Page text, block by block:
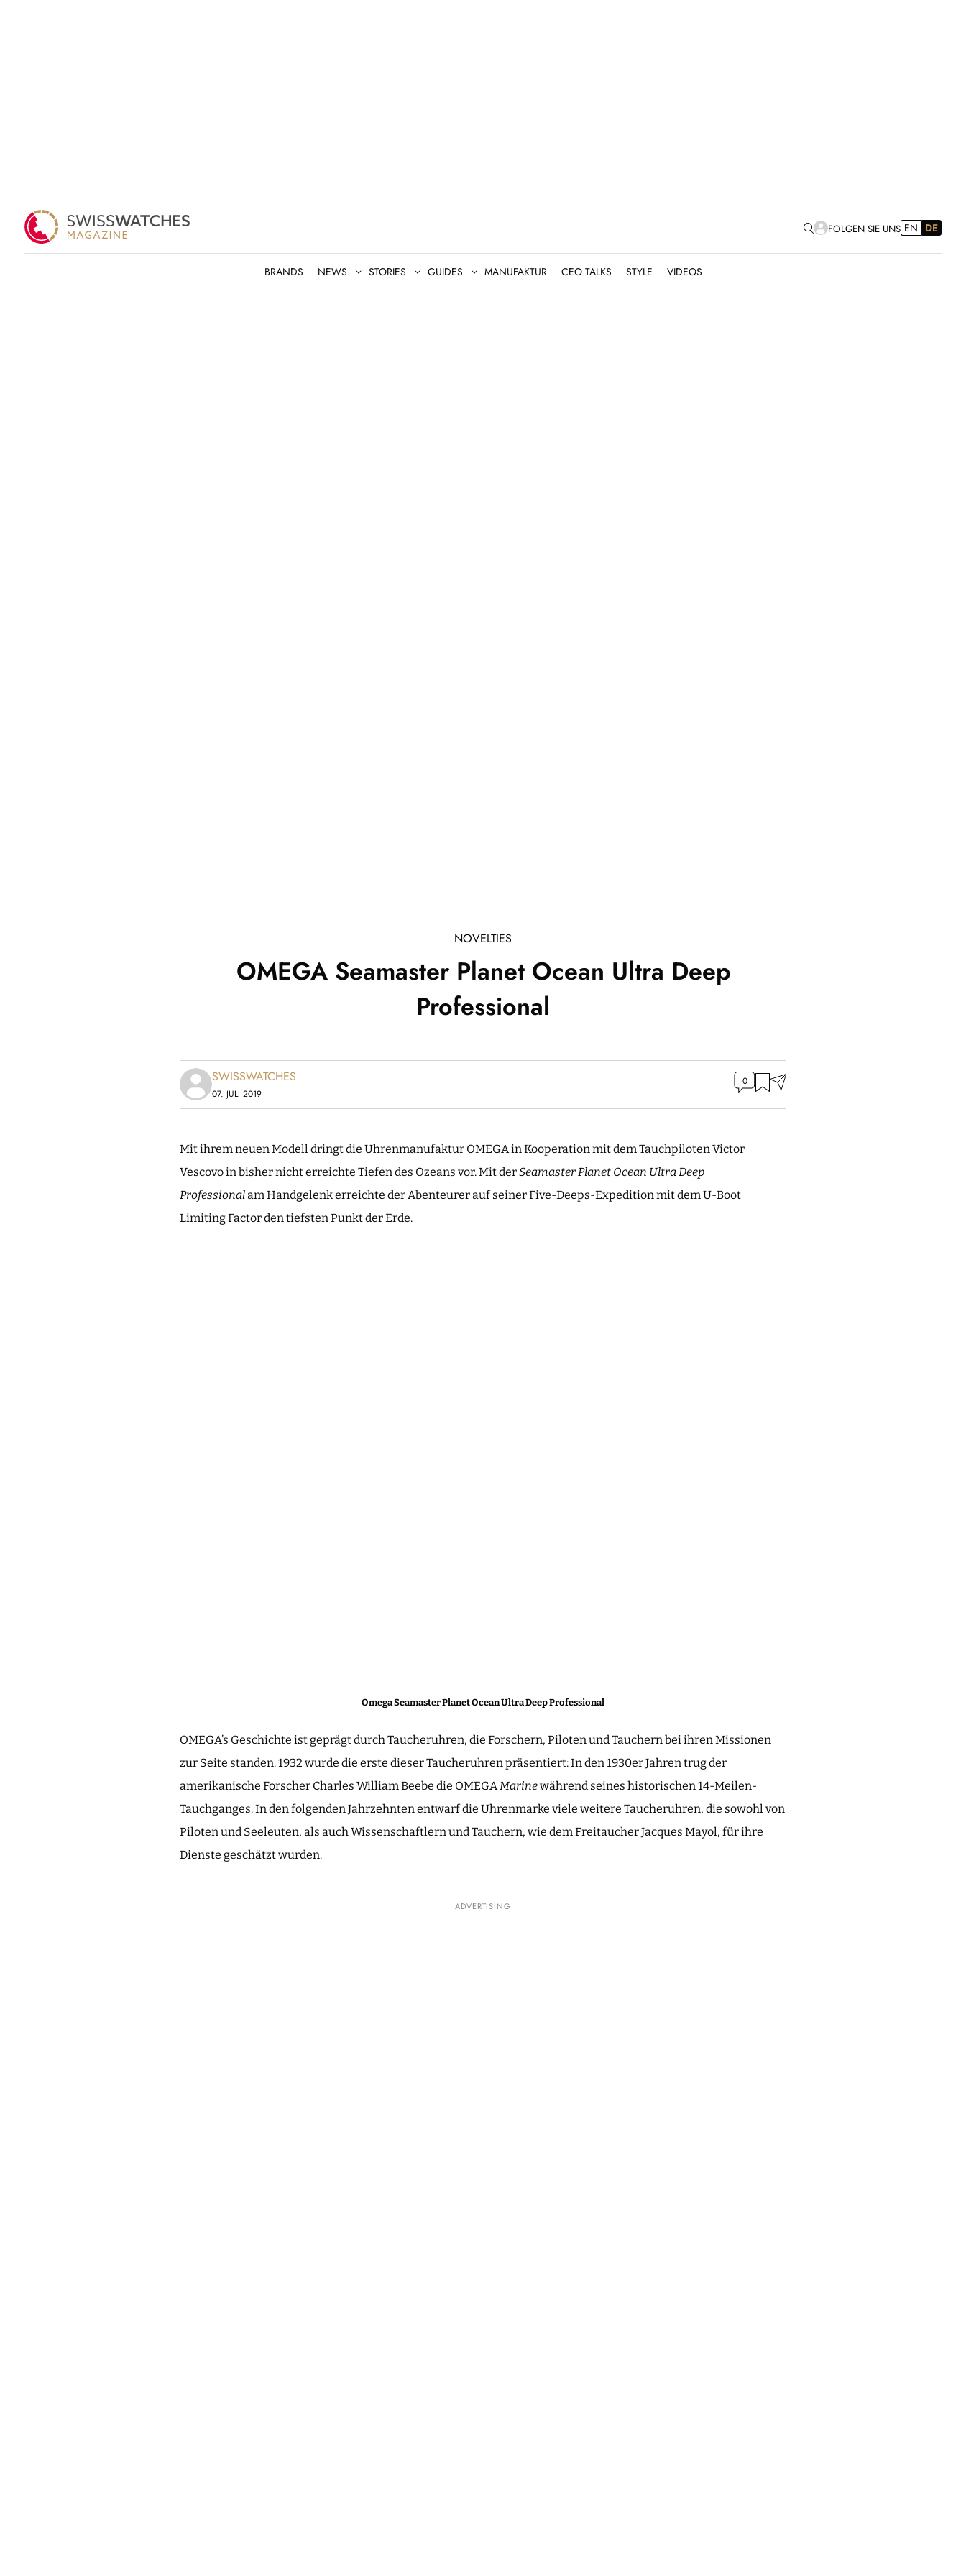
FOLGEN SIE UNS EN DE
BRANDS NEWS STORIES GUIDES MANUFAKTUR CEO TALKS STYLE VIDEOS
NOVELTIES
OMEGA Seamaster Planet Ocean Ultra Deep
Professional
SWISSWATCHES
07. JULI 2019
0
Mit ihrem neuen Modell dringt die Uhrenmanufaktur OMEGA in Kooperation mit dem Tauchpiloten Victor
Vescovo in bisher nicht erreichte Tiefen des Ozeans vor. Mit derSeamaster Planet Ocean Ultra Deep
Professionalam Handgelenk erreichte der Abenteurer auf seiner Five-Deeps-Expedition mit dem U-Boot
Limiting Factor den tiefsten Punkt der Erde.
Omega Seamaster Planet Ocean Ultra Deep Professional
OMEGA’s Geschichte ist geprägt durch Taucheruhren, die Forschern, Piloten und Tauchern bei ihren Missionen
zur Seite standen. 1932 wurde die erste dieser Taucheruhren präsentiert: In den 1930er Jahren trug der
amerikanische Forscher Charles William Beebe die OMEGAMarinewährend seines historischen 14-Meilen-
Tauchganges. In den folgenden Jahrzehnten entwarf die Uhrenmarke viele weitere Taucheruhren, die sowohl von
Piloten und Seeleuten, als auch Wissenschaftlern und Tauchern, wie dem Freitaucher Jacques Mayol, für ihre
Dienste geschätzt wurden.
ADVERTISING